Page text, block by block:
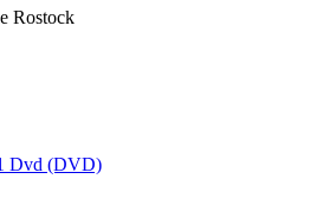
Rostock
Dvd (DVD)